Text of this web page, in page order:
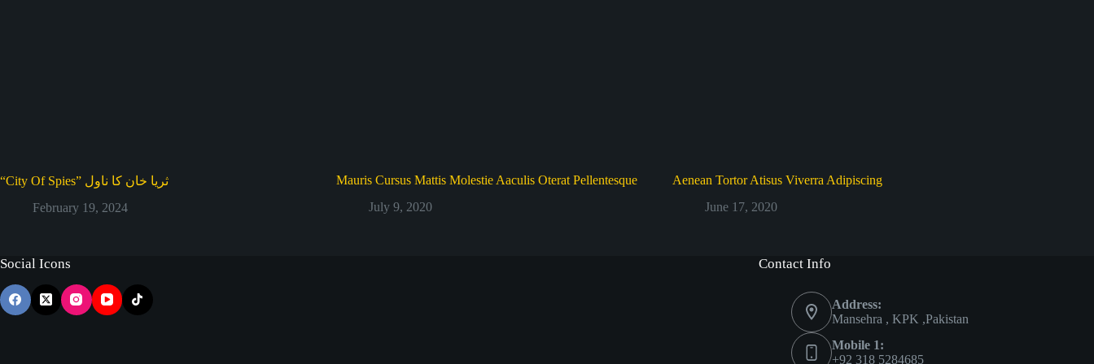
“City Of Spies” ثریا خان کا ناول
February 19, 2024
Mauris Cursus Mattis Molestie Aaculis Oterat Pellentesque
July 9, 2020
Aenean Tortor Atisus Viverra Adipiscing
June 17, 2020
Social Icons Contact Info
Address:
Mansehra , KPK ,Pakistan
Mobile 1:
+92 318 5284685